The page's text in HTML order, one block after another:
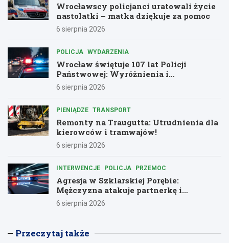
Wrocławscy policjanci uratowali życie
nastolatki – matka dziękuje za pomoc
6 sierpnia 2026
POLICJA WYDARZENIA
Wrocław świętuje 107 lat Policji
Państwowej: Wyróżnienia i
podziękowania dla bohaterów służby
6 sierpnia 2026
PIENIĄDZE TRANSPORT
Remonty na Traugutta: Utrudnienia dla
kierowców i tramwajów!
6 sierpnia 2026
INTERWENCJE POLICJA PRZEMOC
Agresja w Szklarskiej Porębie:
Mężczyzna atakuje partnerkę i
policjantów butelką
6 sierpnia 2026
Przeczytaj także